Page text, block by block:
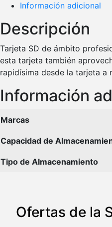
Información adicional
Descripción
Tarjeta SD de ámbito
esta tarjeta también
rapidísima desde la tarjeta a
Información
Marcas
Capacidad de
Tipo de Almacenamiento
Ofertas de la